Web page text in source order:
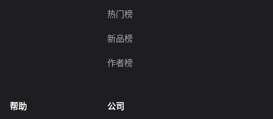
热门榜
新品榜
作者榜
帮助 公司